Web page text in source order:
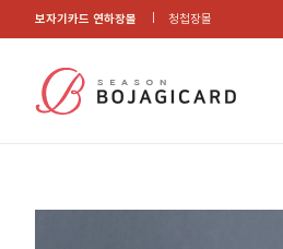
보자기카드 연하장몰 청첩장몰